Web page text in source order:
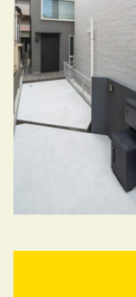
耐
リフォー
必
資